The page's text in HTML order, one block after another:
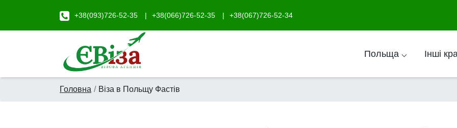
+38(093)726-52-35 +38(066)726-52-35 +38(067)726-52-34
Польща ⌵ Інші
Головна Віза в Польщу Фастів